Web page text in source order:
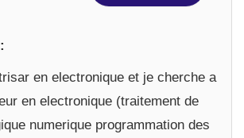
en electronique et je cherche a
en electronique (traitement de
numerique programmation des